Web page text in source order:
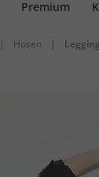
Premium
| Hosen |